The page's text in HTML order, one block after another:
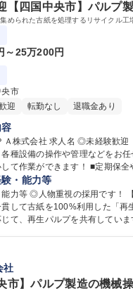
【四国中央市】パルプ
められた古紙を処理するリサイクル
～25万200円
央市
迎
転勤なし 退職金あり
★3勤1休/転勤無 仕事の内容 企業や家庭から集められた古紙を処理するリサイク
設備の操作や管理などをお任せします
て作業ができます！ ■定期保
。座学研修を通して、当社の
て、先輩から仕事を学
・能力等
重視の採用です！ 【必須】■普通自動車運転免許（AT限定可
貫して古紙を100%利用した「
て、再生パルプを共有しています
社
市】パルプ製造の機械